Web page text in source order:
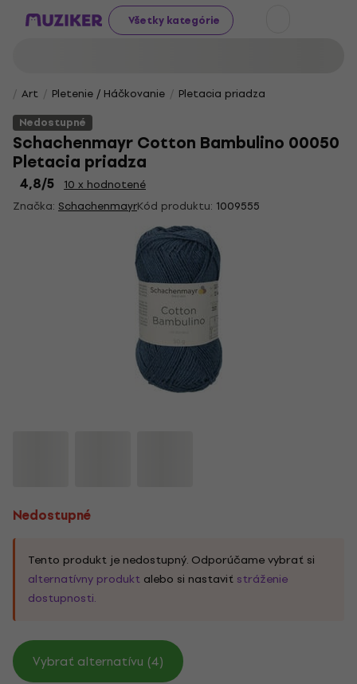
Všetky kategórie
Art Pletenie / Háčkovanie
Pletacia priadza
Nedostupné
Schachenmayr Cotton Bambulino 00050
Pletacia priadza
4,8/5
10 x hodnotené
Značka: SchachenmayrKód produktu: 1009555
Nedostupné
Tento produkt je nedostupný. Odporúčame vybrať si
alternatívny produkt alebo si nastaviť stráženie
dostupnosti.
Vybrať alternatívu (4)